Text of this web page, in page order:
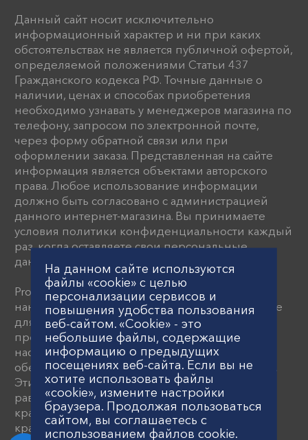
Данный сайт носит исключительно
информационный характер и ни при каких
обстоятельствах не является публичной офертой,
определяемой положениями Статьи 437
Гражданского кодекса РФ. Точные данные о
наличии, ценах и способах приобретения
необходимо узнавать у менеджеров магазина по
телефону, запросом по электронной почте,
через форму обратной связи или при
оформлении заказа. Представленная на сайте
информация является объектами авторского
права. Любое использование информации
должно быть согласовано с администрацией
данного интернет-магазина. Вы принимаете
условия политики конфиденциальности каждый
раз, когда оставляете свои персональные
данные на данном сайте
Proflex предлагает передовые устройства для
нанесения красок и шпатлевки, разработанные
для строительной индустрии. В ассортименте
представлены краскопульты, пневматические
насосы и поршневые агрегаты, которые
обеспечивают высокое давление распыления.
Эти системы нанесения гарантируют
равномерное покрытие и включают
красконагнетательные устройства и
краскораспылители.
На данном сайте используются
файлы «cookie» с целью
персонализации сервисов и
повышения удобства пользования
веб-сайтом. «Cookie» - это
небольшие файлы, содержащие
информацию о предыдущих
посещениях веб-сайта. Если вы не
хотите использовать файлы
«cookie», измените настройки
браузера. Продолжая пользоваться
сайтом, вы соглашаетесь с
использованием файлов cookie.